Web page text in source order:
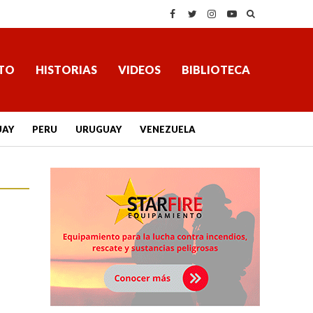
HISTORIAS VIDEOS BIBLIOTECA
PERU URUGUAY VENEZUELA